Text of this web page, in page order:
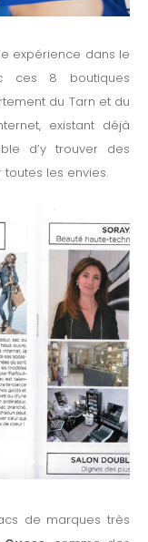
expérience dans le
ces 8 boutiques
du Tarn et du
existant déjà
d’y trouver des
les envies.
de marques très